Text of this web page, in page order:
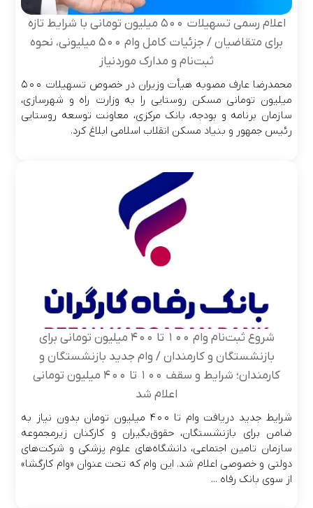
اعلام رسمی تسهیلات ۵۰۰ میلیون تومانی با شرایط تازه
برای متقاضیان / جزئیات کامل وام ۵۰۰ میلیونی، نحوه
ثبت‌نام و مدارک موردنیاز
محمدرضا عارف مصوبه هیأت وزیران در خصوص تسهیلات ۵۰۰
میلیون تومانی مسکن روستایی را به وزارت راه و شهرسازی،
سازمان برنامه و بودجه، بانک مرکزی، معاونت توسعه روستایی
رئیس جمهور و بنیاد مسکن انقلاب اسلامی ابلاغ کرد.
شروع ثبت‌نام وام ۱۰۰ تا ۴۰۰ میلیون تومانی برای
بازنشستگان و کارمندان / وام جدید بازنشستگان و
کارمندان؛ شرایط و سقف ۱۰۰ تا ۴۰۰ میلیون تومانی
اعلام شد
شرایط جدید دریافت وام تا ۴۰۰ میلیون تومان بدون نیاز به
ضامن برای بازنشستگان، حقوق‌بگیران و کارکنان زیرمجموعه
سازمان تامین اجتماعی، دانشگاه‌های علوم پزشکی و شرکت‌های
دولتی و خصوصی اعلام شد. این وام که تحت عنوان «وام کارگشا»
از سوی بانک رفاه ...